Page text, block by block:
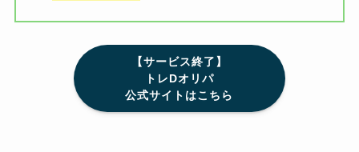
【サービス終了】
トレDオリパ
公式サイトはこちら